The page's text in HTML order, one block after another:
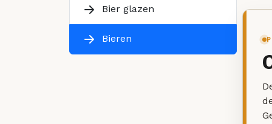
Bier glazen
Bieren